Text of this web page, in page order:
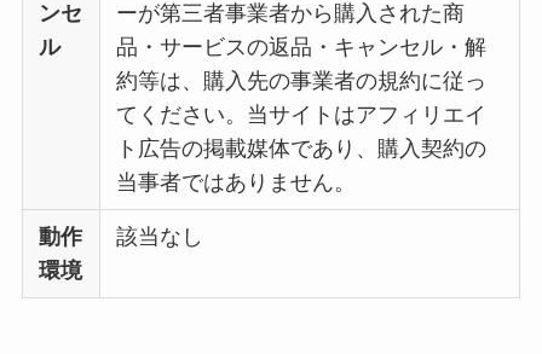
ンセ
ル
ーが第三者事業者から購入された商
品・サービスの返品・キャンセル・解
約等は、購入先の事業者の規約に従っ
てください。当サイトはアフィリエイ
ト広告の掲載媒体であり、購入契約の
当事者ではありません。
動作
環境
該当なし